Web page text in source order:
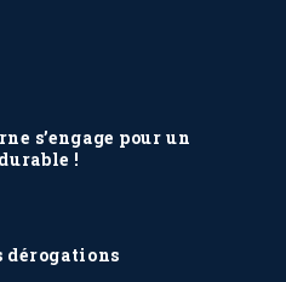
s’engage pour un
!
dérogations